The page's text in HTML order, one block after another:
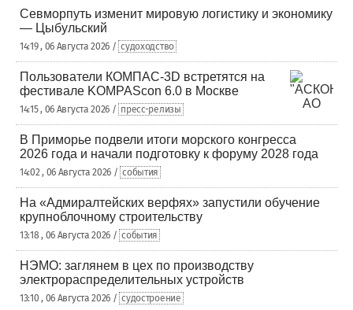
Севморпуть изменит мировую логистику и экономику
— Цыбульский
14:19 , 06 Августа 2026 / судоходство
Пользователи КОМПАС-3D встретятся на
фестивале KOMPAScon 6.0 в Москве
14:15 , 06 Августа 2026 / пресс-релизы
В Приморье подвели итоги морского конгресса
2026 года и начали подготовку к форуму 2028 года
14:02 , 06 Августа 2026 / события
На «Адмиралтейских верфях» запустили обучение
крупноблочному строительству
13:18 , 06 Августа 2026 / события
НЭМО: заглянем в цех по производству
электрораспределительных устройств
13:10 , 06 Августа 2026 / судостроение